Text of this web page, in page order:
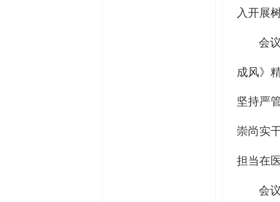
入开展
会
成风》
坚持严
崇尚实
担当在
会